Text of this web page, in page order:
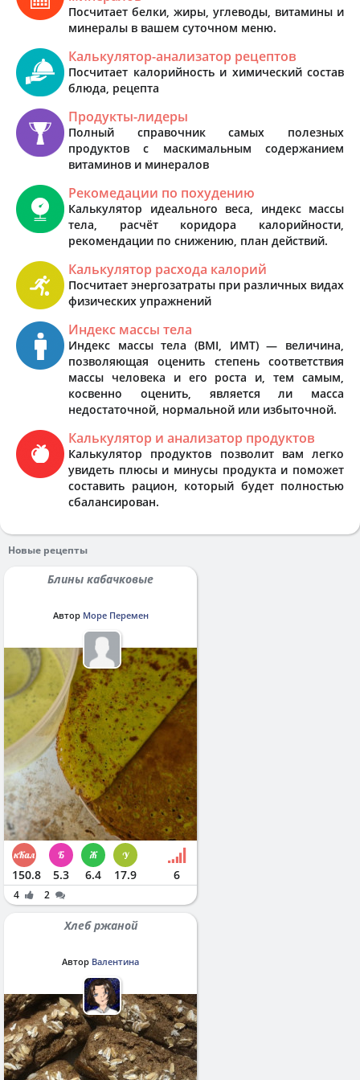
Посчитает белки, жиры, углеводы, витамины и
минералы в вашем суточном меню.
Калькулятор-анализатор рецептов
Посчитает калорийность и химический состав
блюда, рецепта
Продукты-лидеры
Полный справочник самых полезных
продуктов с маскимальным содержанием
витаминов и минералов
Рекомедации по похудению
Калькулятор идеального веса, индекс массы
тела, расчёт коридора калорийности,
рекомендации по снижению, план действий.
Калькулятор расхода калорий
Посчитает энергозатраты при различных видах
физических упражнений
Индекс массы тела
Индекс массы тела (BMI, ИМТ) — величина,
позволяющая оценить степень соответствия
массы человека и его роста и, тем самым,
косвенно оценить, является ли масса
недостаточной, нормальной или избыточной.
Калькулятор и анализатор продуктов
Калькулятор продуктов позволит вам легко
увидеть плюсы и минусы продукта и поможет
составить рацион, который будет полностью
сбалансирован.
Новые рецепты
Блины кабачковые
Автор Море Перемен
150.8 5.3 6.4 17.9 6
4 2
Хлеб ржаной
Автор Валентина